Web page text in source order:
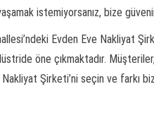
istemiyorsanız, bize
Evden Eve Nakliyat
öne çıkmaktadır.
Şirketi’ni seçin ve farkı